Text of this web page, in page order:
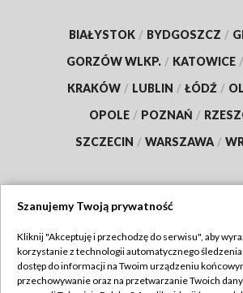
BIAŁYSTOK / BYDGOSZCZ /
GORZÓW WLKP. / KATOWICE /
KRAKÓW / LUBLIN / ŁÓDŹ /
OPOLE / POZNAŃ /
SZCZECIN / WARSZAWA /
TVP
Abonament TVP
Regulamin TVP
Szanujemy Twoją prywatność
Kliknij "Akceptuję i przechodzę do serwisu", aby
korzystanie z technologii automatycznego śledzenia
dostęp do informacji na Twoim urządzeniu
przechowywanie oraz na przetwarzanie Twoich